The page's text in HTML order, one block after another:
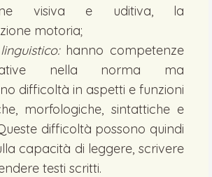
visiva e uditiva, la
motoria;
hanno competenze
nella norma ma
difficoltà in aspetti e funzioni
morfologiche, sintattiche e
difficoltà possono quindi
capacità di leggere, scrivere
testi scritti.